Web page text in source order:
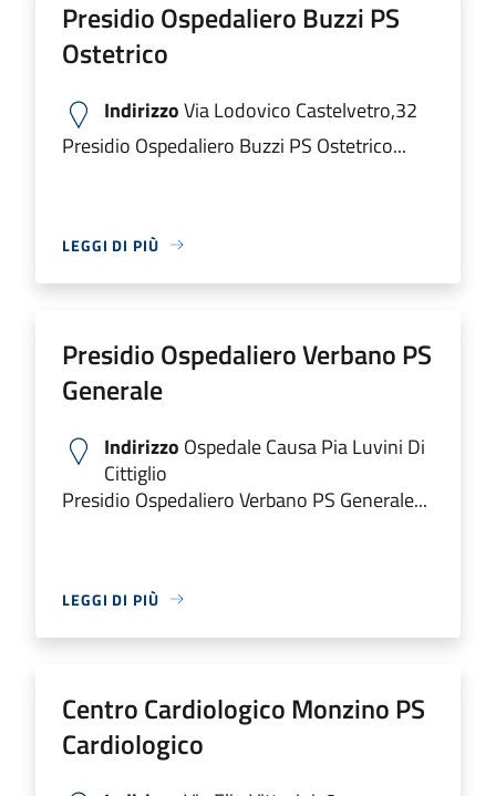
Presidio Ospedaliero Buzzi PS
Ostetrico
IndirizzoVia Lodovico Castelvetro,32
Presidio Ospedaliero Buzzi PS Ostetrico...
LEGGI DI PIÙ
Presidio Ospedaliero Verbano PS
Generale
Indirizzo Ospedale Causa Pia Luvini Di
Cittiglio
Presidio Ospedaliero Verbano PS Generale...
LEGGI DI PIÙ
Centro Cardiologico Monzino PS
Cardiologico